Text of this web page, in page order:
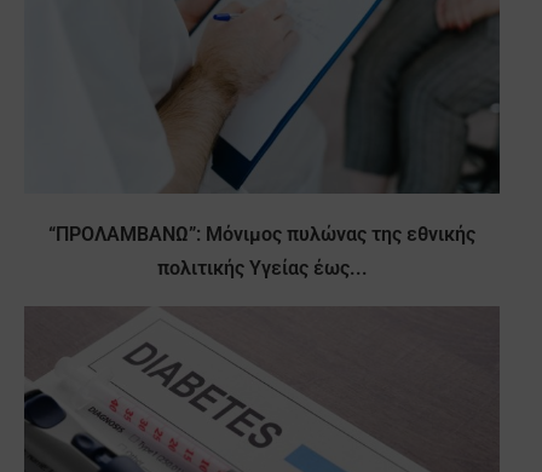
“ΠΡΟΛΑΜΒΑΝΩ”: Μόνιμος πυλώνας της εθνικής
πολιτικής Υγείας έως...